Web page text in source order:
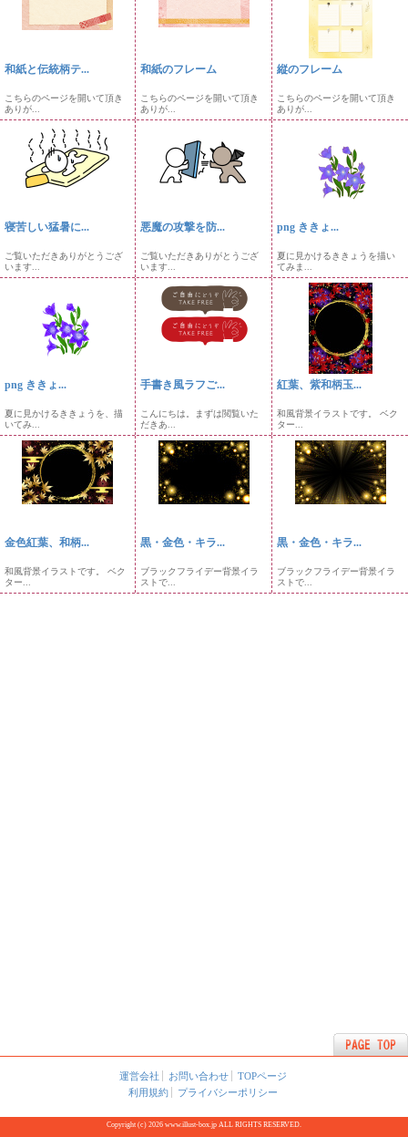
和紙と伝統柄テ...
こちらのページを開いて頂き
ありが...
和紙のフレーム
こちらのページを開いて頂き
ありが...
縦のフレーム
こちらのページを開いて頂き
ありが...
寝苦しい猛暑に...
ご覧いただきありがとうござ
います...
悪魔の攻撃を防...
ご覧いただきありがとうござ
います...
png ききょ...
夏に見かけるききょうを描い
てみま...
png ききょ...
夏に見かけるききょうを、描
いてみ...
手書き風ラフご...
こんにちは。まずは閲覧いた
だきあ...
紅葉、紫和柄玉...
和風背景イラストです。 ベク
ター...
金色紅葉、和柄...
和風背景イラストです。 ベク
ター...
黒・金色・キラ...
ブラックフライデー背景イラ
ストで...
黒・金色・キラ...
ブラックフライデー背景イラ
ストで...
運営会社 お問い合わせ
TOPページ
利用規約
プライバシーポリシー
Copyright (c) 2026 www.illust-box.jp ALL RIGHTS RESERVED.